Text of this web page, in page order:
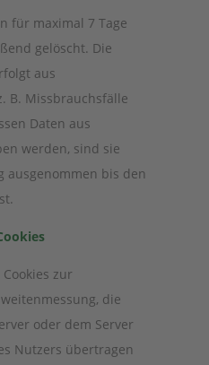
für maximal 7 Tage
gelöscht. Die
aus
B. Missbrauchsfälle
Daten aus
werden, sind sie
ausgenommen bis den
zur
die
oder dem Server
Nutzers übertragen